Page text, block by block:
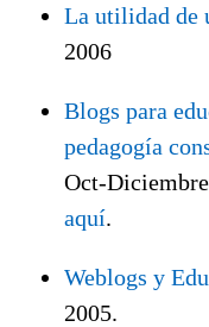
La utilidad de
2006
Blogs para
pedagogía
Oct-
aquí.
Weblogs y
2005.